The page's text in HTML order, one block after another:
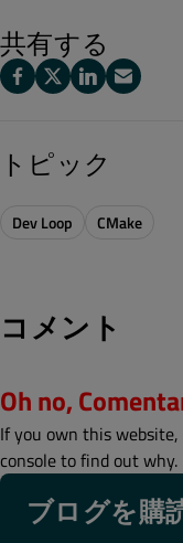
共有する
トピック
Dev Loop CMake
コメント
Oh no,
If you own this
console to find out why.
ブログを購